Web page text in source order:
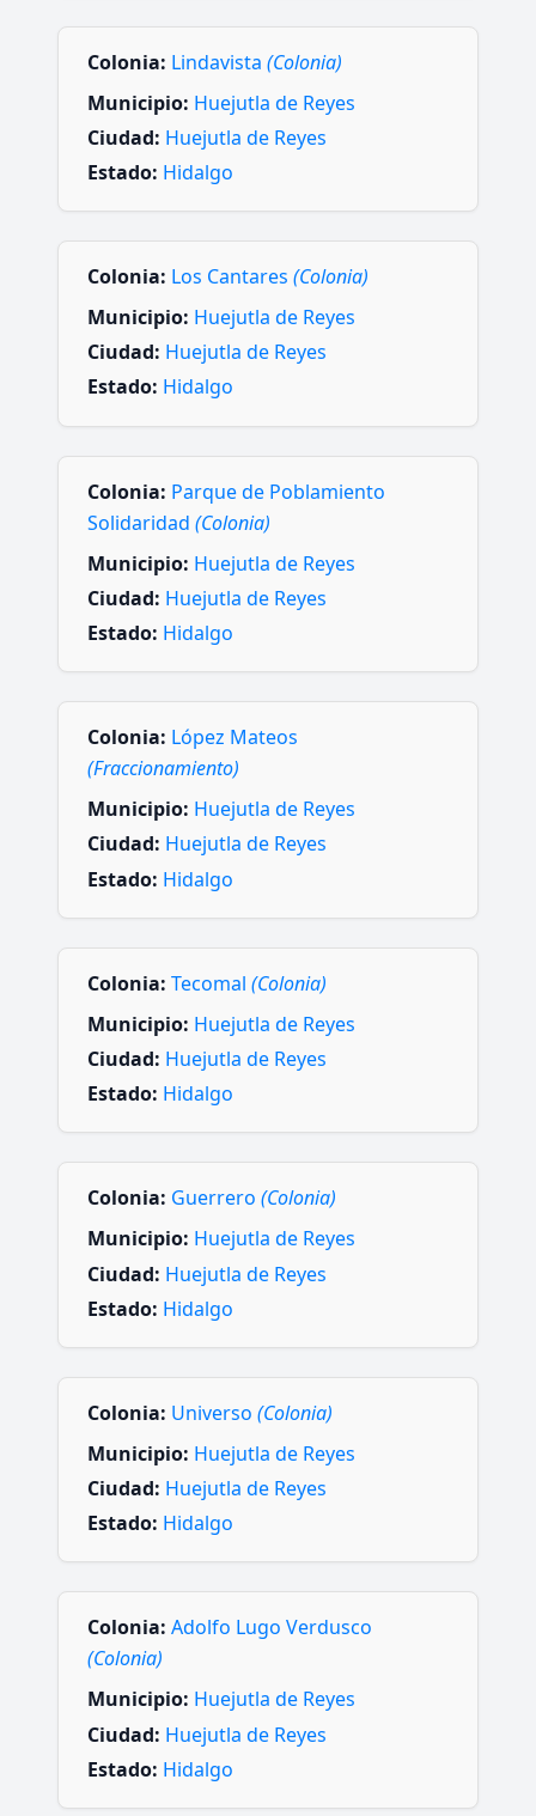
Colonia: Lindavista (Colonia)
Municipio: Huejutla de Reyes
Ciudad: Huejutla de Reyes
Estado: Hidalgo
Colonia: Los Cantares (Colonia)
Municipio: Huejutla de Reyes
Ciudad: Huejutla de Reyes
Estado: Hidalgo
Colonia: Parque de Poblamiento
Solidaridad (Colonia)
Municipio: Huejutla de Reyes
Ciudad: Huejutla de Reyes
Estado: Hidalgo
Colonia: López Mateos
(Fraccionamiento)
Municipio: Huejutla de Reyes
Ciudad: Huejutla de Reyes
Estado: Hidalgo
Colonia: Tecomal (Colonia)
Municipio: Huejutla de Reyes
Ciudad: Huejutla de Reyes
Estado: Hidalgo
Colonia: Guerrero (Colonia)
Municipio: Huejutla de Reyes
Ciudad: Huejutla de Reyes
Estado: Hidalgo
Colonia: Universo (Colonia)
Municipio: Huejutla de Reyes
Ciudad: Huejutla de Reyes
Estado: Hidalgo
Colonia: Adolfo Lugo Verdusco
(Colonia)
Municipio: Huejutla de Reyes
Ciudad: Huejutla de Reyes
Estado: Hidalgo